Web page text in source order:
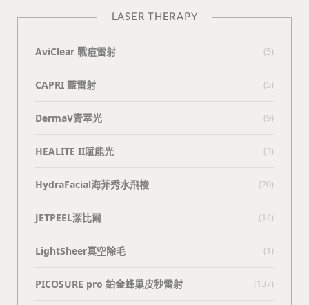
LASER THERAPY
AviClear 戰痘雷射 (5)
CAPRI 藍雷射 (5)
DermaV青萃光 (9)
HEALITE II賦能光 (3)
HydraFacial海菲秀水飛梭 (20)
JETPEEL潔比爾 (14)
LightSheer真空除毛 (1)
PICOSURE pro 鉑金蜂巢皮秒雷射 (137)